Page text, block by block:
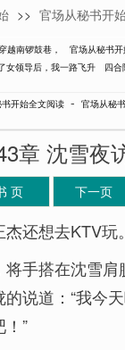
>> 官场从秘书开
越南锣鼓巷， 官场从秘书
女领导后，我一路飞升 四
开始全文阅读 - 官场从秘
章 沈雪夜
页 下一页
还想去KTV玩。
手搭在沈雪
说道：“我今
”